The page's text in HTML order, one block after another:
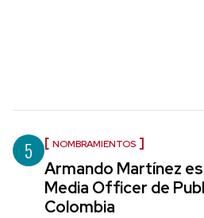
5 NOMBRAMIENTOS
Armando Martínez
Media Officer de
Colombia